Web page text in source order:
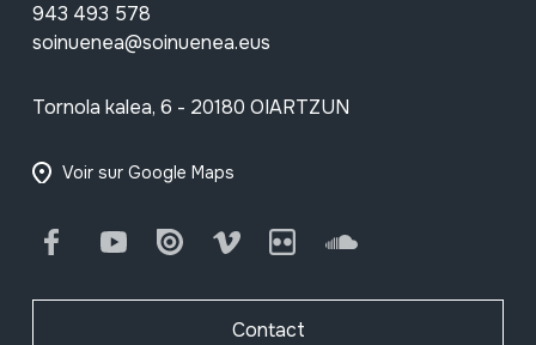
943 493 578
soinuenea@soinuenea.eus
Tornola kalea, 6 - 20180 OIARTZUN
Voir sur Google Maps
FacebookYoutube Issuu Vimeo Flickr SoundCloud
Contact